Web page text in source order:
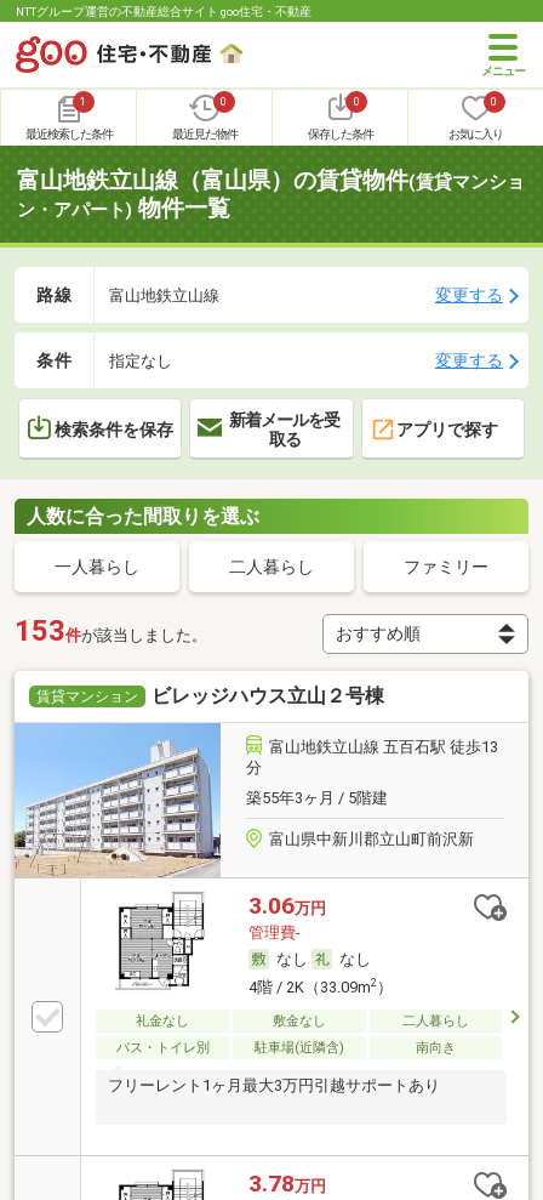
NTTグループ運営の不動産総合サイト goo住宅・不動産
1
最近検索した条件
0
最近見た物件
0
保存した条件
0
お気に入り
富山地鉄立山線（富山県）の賃貸物件(賃貸マンショ
ン・アパート) 物件一覧
路線 富山地鉄立山線 変更する
条件 指定なし 変更する
検索条件を保存
新着メールを受
取る
アプリで探す
人数に合った間取りを選ぶ
一人暮らし 二人暮らし ファミリー
153件が該当しました。
賃貸マンション ビレッジハウス立山２号棟
富山地鉄立山線 五百石駅 徒歩13
分
築55年3ヶ月 / 5階建
富山県中新川郡立山町前沢新
3.06万円
管理費-
なし
なし
4階 / 2K（33.09m2）
礼金なし 敷金なし
二人暮らし
バス・トイレ別
駐車場(近隣含) 南向き
フリーレント1ヶ月最大3万円引越サポートあり
3.78万円